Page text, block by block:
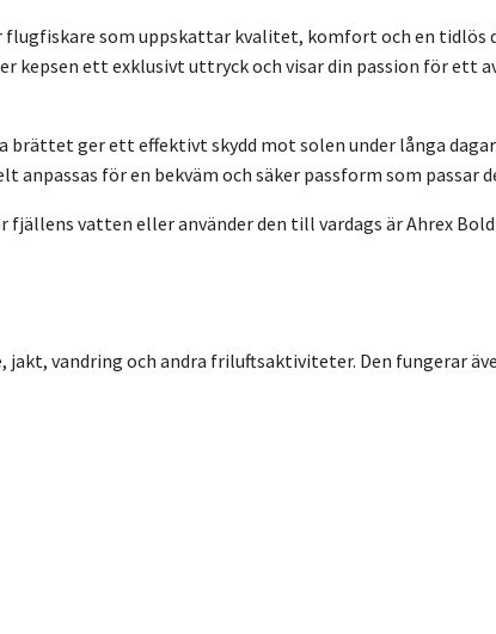
flugfiskare som uppskattar kvalitet, komfort och en tidlös
kepsen ett exklusivt uttryck och visar din passion för ett
brättet ger ett effektivt skydd mot solen under långa
för en bekväm och säker passform som passar
vatten eller använder den till vardags är Ahrex
vandring och andra friluftsaktiviteter. Den fungerar